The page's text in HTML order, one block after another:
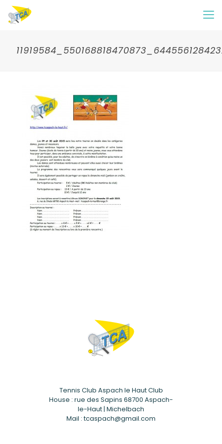
Tennis Club Aspach le Haut Club
House : rue des Sapins 68700 Aspach-
le-Haut | Michelbach
Mail : tcaspach@gmail.com